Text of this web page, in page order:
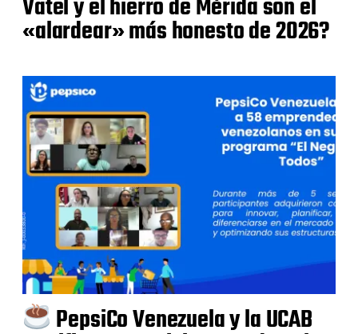
Vatel y el hierro de Mérida son el
«alardear» más honesto de 2026?
PepsiCo Venezuela y la UCAB